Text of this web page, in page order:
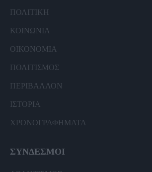
ΠΟΛΙΤΙΚΗ
ΚΟΙΝΩΝΙΑ
ΟΙΚΟΝΟΜΙΑ
ΠΟΛΙΤΙΣΜΟΣ
ΠΕΡΙΒΑΛΛΟΝ
ΙΣΤΟΡΙΑ
ΧΡΟΝΟΓΡΑΦΗΜΑΤΑ
ΣΥΝΔΕΣΜΟΙ